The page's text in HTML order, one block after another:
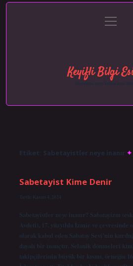
Gizlilik Politikası
menüyü
aç
Keyifli Bilgi
Hayatına neşe katan kısa
Etiket: Sabetayistler neye inanır
Sabetayist Kime Denir
Tarih: Kasım 4, 2024
Sabetayistler neye inanır? Sabatayizm
Avdeti), 17. yüzyılda İzmir ve çevresinde
olarak kabul eden Sabatay Sevi’nin
dayalı bir inançtır. Selanik dönmeleri
takipçilerinin büyük bir kısmı, örneğin